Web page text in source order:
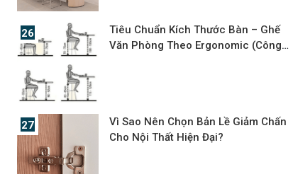
Tiêu Chuẩn Kích Thước Bàn – Ghế
Văn Phòng Theo Ergonomic (Công
Vì Sao Nên Chọn Bản Lề Giảm Chấn
Cho Nội Thất Hiện Đại?